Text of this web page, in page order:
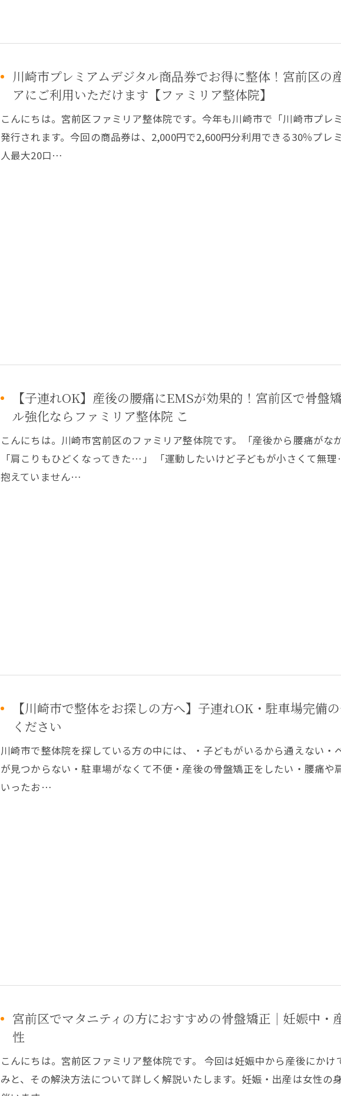
川崎市プレミアムデジタル商品券でお得に整体！宮前区の
アにご利用いただけます【ファミリア整体院】
こんにちは。宮前区ファミリア整体院です。今年も川崎市で「川崎市プレ
発行されます。今回の商品券は、2,000円で2,600円分利用できる30％プレ
人最大20口…
【子連れOK】産後の腰痛にEMSが効果的！宮前区で骨盤
ル強化ならファミリア整体院 こ
こんにちは。川崎市宮前区のファミリア整体院です。「産後から腰痛がな
「肩こりもひどくなってきた…」 「運動したいけど子どもが小さくて無
抱えていません…
【川崎市で整体をお探しの方へ】子連れOK・駐車場完備
ください
川崎市で整体院を探している方の中には、・子どもがいるから通えない・
が見つからない・駐車場がなくて不便・産後の骨盤矯正をしたい・腰痛や
いったお…
宮前区でマタニティの方におすすめの骨盤矯正｜妊娠中・
性
こんにちは。宮前区ファミリア整体院です。 今回は妊娠中から産後にか
みと、その解決方法について詳しく解説いたします。妊娠・出産は女性の